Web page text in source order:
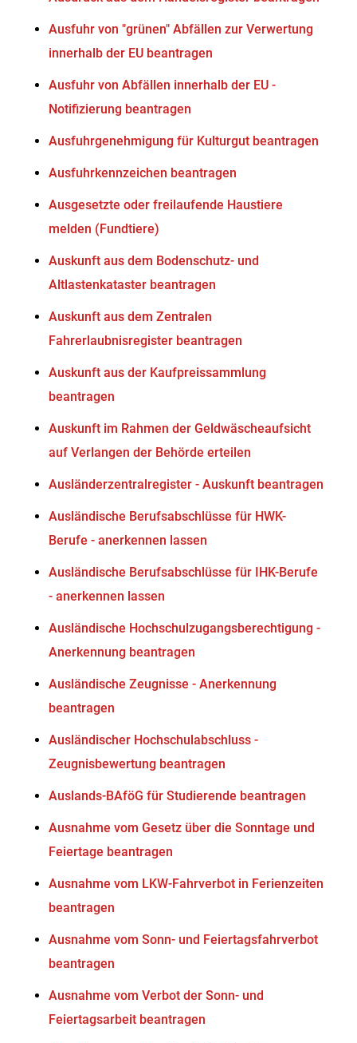
Ausfuhr von "grünen" Abfällen zur Verwertung
innerhalb der EU beantragen
Ausfuhr von Abfällen innerhalb der EU -
Notifizierung beantragen
Ausfuhrgenehmigung für Kulturgut beantragen
Ausfuhrkennzeichen beantragen
Ausgesetzte oder freilaufende Haustiere
melden (Fundtiere)
Auskunft aus dem Bodenschutz- und
Altlastenkataster beantragen
Auskunft aus dem Zentralen
Fahrerlaubnisregister beantragen
Auskunft aus der Kaufpreissammlung
beantragen
Auskunft im Rahmen der Geldwäscheaufsicht
auf Verlangen der Behörde erteilen
Ausländerzentralregister - Auskunft beantragen
Ausländische Berufsabschlüsse für HWK-
Berufe - anerkennen lassen
Ausländische Berufsabschlüsse für IHK-Berufe
- anerkennen lassen
Ausländische Hochschulzugangsberechtigung -
Anerkennung beantragen
Ausländische Zeugnisse - Anerkennung
beantragen
Ausländischer Hochschulabschluss -
Zeugnisbewertung beantragen
Auslands-BAföG für Studierende beantragen
Ausnahme vom Gesetz über die Sonntage und
Feiertage beantragen
Ausnahme vom LKW-Fahrverbot in Ferienzeiten
beantragen
Ausnahme vom Sonn- und Feiertagsfahrverbot
beantragen
Ausnahme vom Verbot der Sonn- und
Feiertagsarbeit beantragen